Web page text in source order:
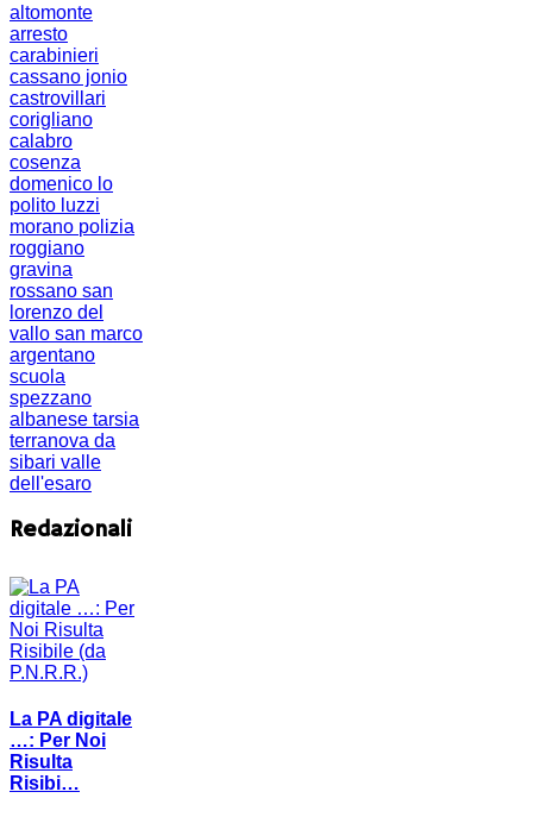
altomonte
arresto
carabinieri
cassano jonio
castrovillari
corigliano
calabro
cosenza
domenico lo
polito luzzi
morano polizia
roggiano
gravina
rossano san
lorenzo del
vallo san marco
argentano
scuola
spezzano
albanese tarsia
terranova da
sibari valle
dell'esaro
Redazionali
La PA digitale
…: Per Noi
Risulta
Risibi…